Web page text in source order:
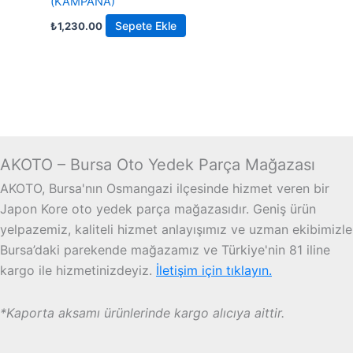
₺1,230.00 Sepete Ekle
AKOTO – Bursa Oto Yedek Parça Mağazası
AKOTO, Bursa'nın Osmangazi ilçesinde hizmet veren bir
Japon Kore oto yedek parça mağazasıdır. Geniş ürün
yelpazemiz, kaliteli hizmet anlayışımız ve uzman ekibimizle
Bursa’daki parekende mağazamız ve Türkiye'nin 81 iline
kargo ile hizmetinizdeyiz. İletişim için tıklayın.
*Kaporta aksamı ürünlerinde kargo alıcıya aittir.